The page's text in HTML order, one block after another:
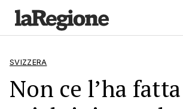
SVIZZERA
Non ce l’ha